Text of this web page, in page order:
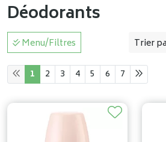
Déodorants
Menu/Filtres
1 2 3 4 5 6 7